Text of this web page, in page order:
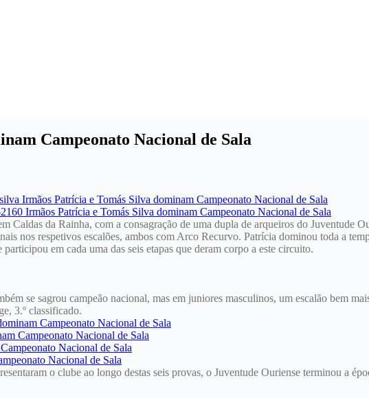
Campeonato Nacional de Sala
Caldas da Rainha, com a consagração de uma dupla de arqueiros do Juventude
nos respetivos escalões, ambos com Arco Recurvo. Patrícia dominou toda a
em cada uma das seis etapas que deram corpo a este circuito.
se sagrou campeão nacional, mas em juniores masculinos, um escalão bem
3.º classificado.
o clube ao longo destas seis provas, o Juventude Ouriense terminou a